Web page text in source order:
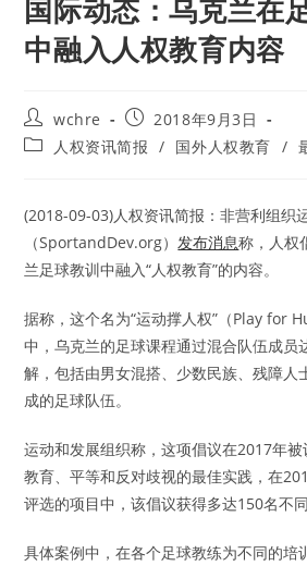
国际动态：乌克兰在
中融入人权教育内容
Post
author:
wchre
Post
published:
2018年9月3日
Post 人权资讯简报 / 国外人权教育 /
(2018-09-03)人权资讯简报：非营利组织
（SportandDev.org） 发布消息称，人权
兰足球教训中融入“人权教育”的内容。
据称，这个名为“运动撑人权”（Play for
中，乌克兰的足球课程通过混合队伍成员
解，包括由男女混搭、少数民族、残障人
成的足球队伍。
运动和发展组织称，这项倡议在2017年
教育、平等和反对歧视的最佳实践，在
评选的项目中，该倡议获得多达150名不
具体案例中，在各个足球教练为不同的培